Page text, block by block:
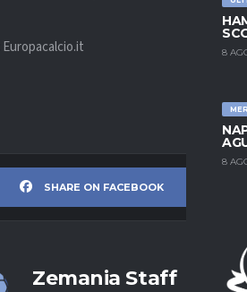
8
8
SHARE ON FACEBOOK
Zemania Staff